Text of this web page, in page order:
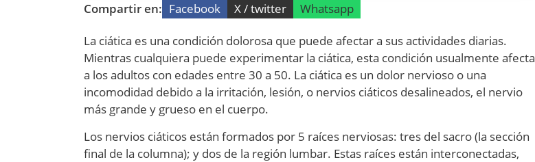
Compartir en: Facebook X / twitter Whatsapp
La ciática es una condición dolorosa que puede afectar a sus actividades diarias.
Mientras cualquiera puede experimentar la ciática, esta condición usualmente afecta
a los adultos con edades entre 30 a 50. La ciática es un dolor nervioso o una
incomodidad debido a la irritación, lesión, o nervios ciáticos desalineados, el nervio
más grande y grueso en el cuerpo.
Los nervios ciáticos están formados por 5 raíces nerviosas: tres del sacro (la sección
final de la columna); y dos de la región lumbar. Estas raíces están interconectadas,